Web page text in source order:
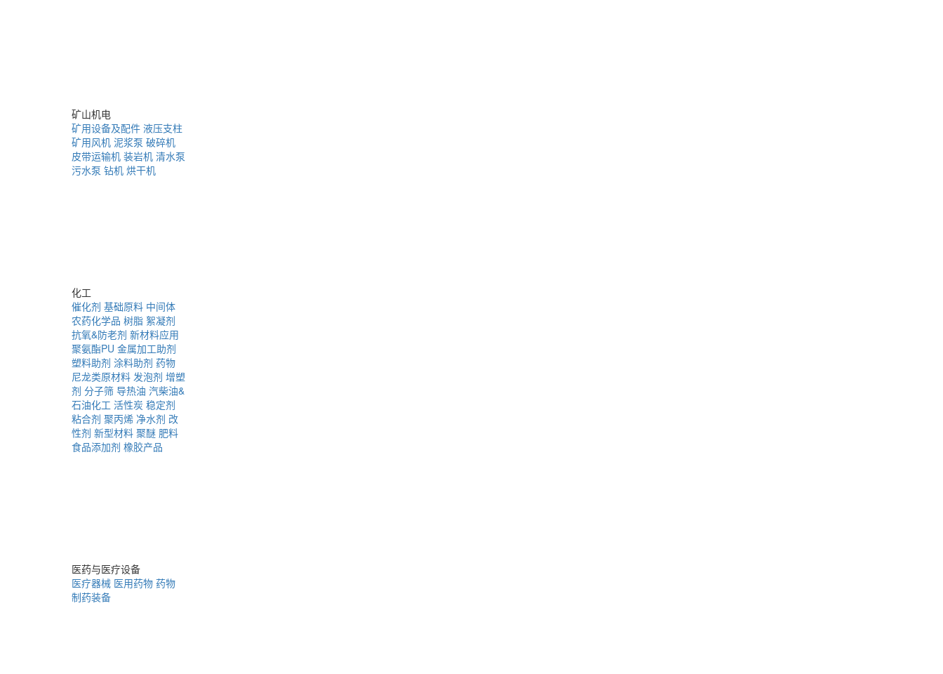
矿山机电
矿用设备及配件 液压支柱
矿用风机 泥浆泵 破碎机
皮带运输机 装岩机 清水泵
污水泵 钻机 烘干机
化工
催化剂 基础原料 中间体
农药化学品 树脂 絮凝剂
抗氧&防老剂 新材料应用
聚氨酯PU 金属加工助剂
塑料助剂 涂料助剂 药物
尼龙类原材料 发泡剂 增塑
剂 分子筛 导热油 汽柴油&
石油化工 活性炭 稳定剂
粘合剂 聚丙烯 净水剂 改
性剂 新型材料 聚醚 肥料
食品添加剂 橡胶产品
医药与医疗设备
医疗器械 医用药物 药物
制药装备